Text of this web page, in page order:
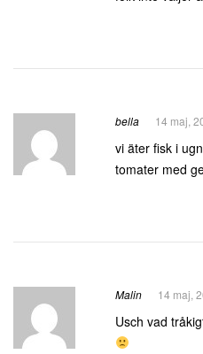
bella 14 maj,
vi äter fisk i
tomater med
Malin 14 maj,
Usch vad